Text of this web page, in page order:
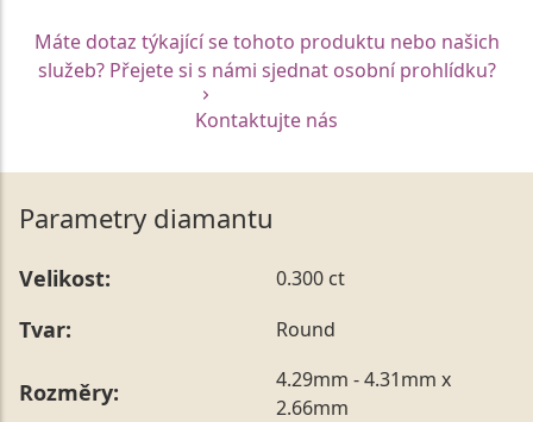
Máte dotaz týkající se tohoto produktu nebo našich
služeb? Přejete si s námi sjednat osobní prohlídku?
Kontaktujte nás
Parametry diamantu
Velikost: 0.300 ct
Tvar: Round
Rozměry:
4.29mm - 4.31mm x
2.66mm